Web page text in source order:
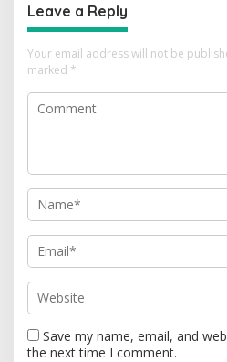
Leave a Reply
Your email address will not be
marked *
Save my name, email, and
the next time I comment.